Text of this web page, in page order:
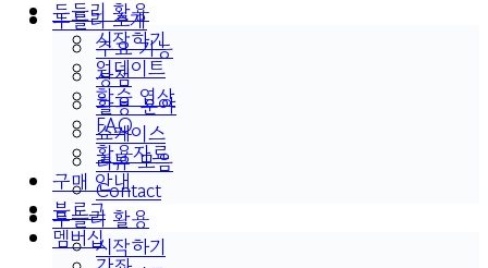
두들리 활용
시작하기
업데이트
학습 영상
FAQ
활용자료
구매 안내
블로그
멤버십
두들리 소개
주요 기능
장점
활용 분야
쇼케이스
리뷰 모음
Contact
두들리 활용
시작하기